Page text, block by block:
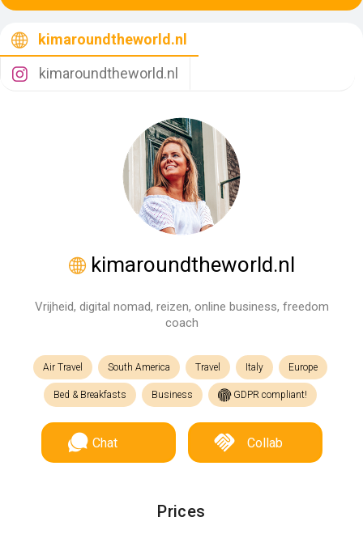
kimaroundtheworld.nl
kimaroundtheworld.nl
kimaroundtheworld.nl
Vrijheid, digital nomad, reizen, online business, freedom
coach
Air Travel South America Travel Italy Europe
Bed & Breakfasts Business GDPR compliant!
Chat Collab
Prices